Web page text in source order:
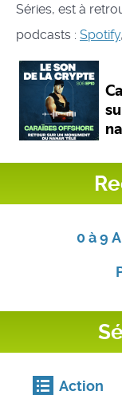
Séries, est à
podcasts : Spotify,
0 à 9 A
Action